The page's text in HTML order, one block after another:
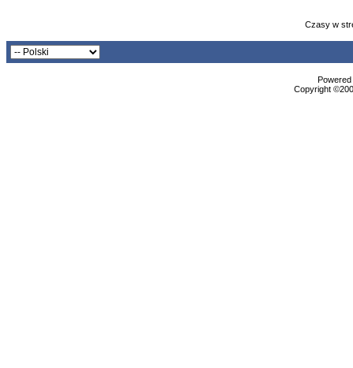
Czasy w
Copyright